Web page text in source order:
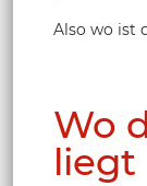
Also wo ist
Wo
liegt